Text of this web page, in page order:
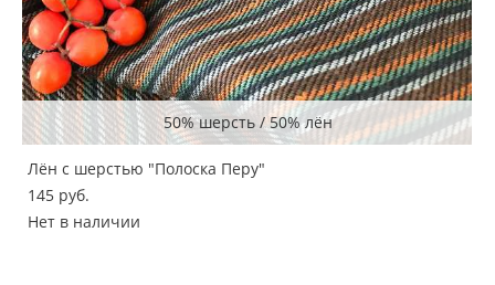
50% шерсть / 50% лён
Лён с шерстью "Полоска Перу"
145 pуб.
Нет в наличии